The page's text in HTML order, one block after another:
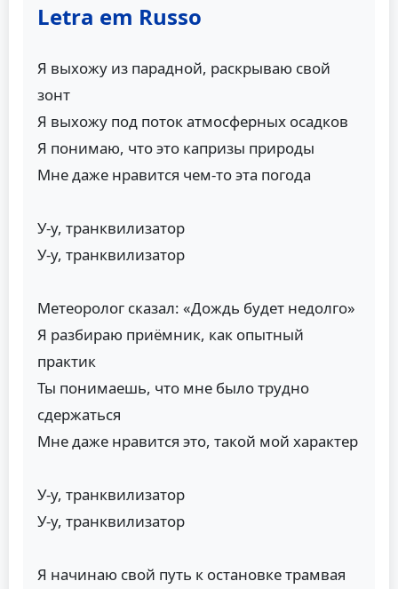
Letra em Russo
Я выхожу из парадной, раскрываю свой
зонт
Я выхожу под поток атмосферных осадков
Я понимаю, что это капризы природы
Мне даже нравится чем-то эта погода
У-у, транквилизатор
У-у, транквилизатор
Метеоролог сказал: «Дождь будет недолго»
Я разбираю приёмник, как опытный
практик
Ты понимаешь, что мне было трудно
сдержаться
Мне даже нравится это, такой мой характер
У-у, транквилизатор
У-у, транквилизатор
Я начинаю свой путь к остановке трамвая